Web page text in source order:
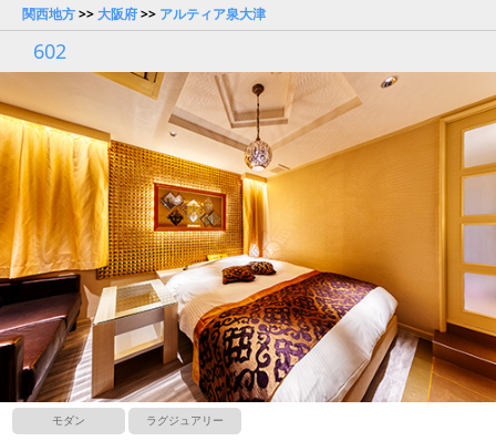
関西地方>>大阪府>> アルティア泉大津
602
モダン ラグジュアリー